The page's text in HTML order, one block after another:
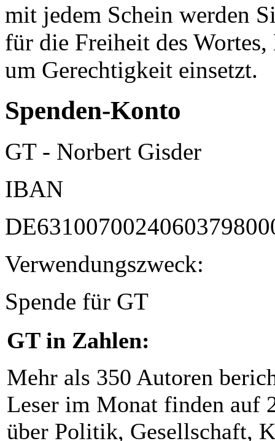
mit jedem Schein werden
für die Freiheit des
um Gerechtigkeit einsetzt.
Spenden-Konto
GT - Norbert Gisder
IBAN
Verwendungszweck:
Spende für GT
GT in Zahlen:
Mehr als 350 Autoren
Leser im Monat finden auf
über Politik, Gesellschaft,